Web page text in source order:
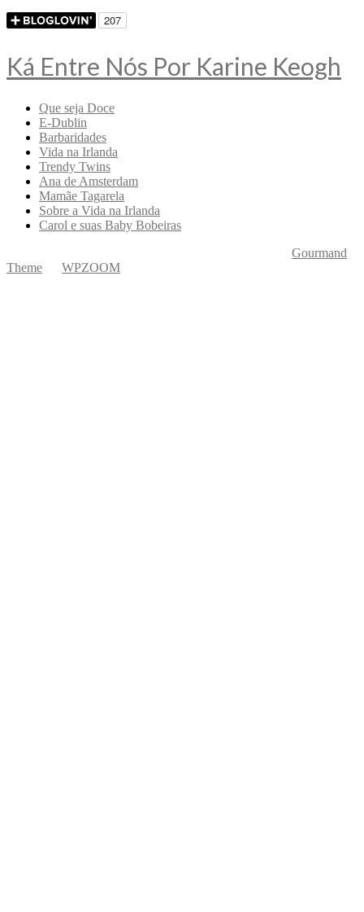
Ká Entre Nós Por Karine Keogh
Que seja Doce
E-Dublin
Barbaridades
Vida na Irlanda
Trendy Twins
Ana de Amsterdam
Mamãe Tagarela
Sobre a Vida na Irlanda
Carol e suas Baby Bobeiras
Gourmand
Theme
WPZOOM